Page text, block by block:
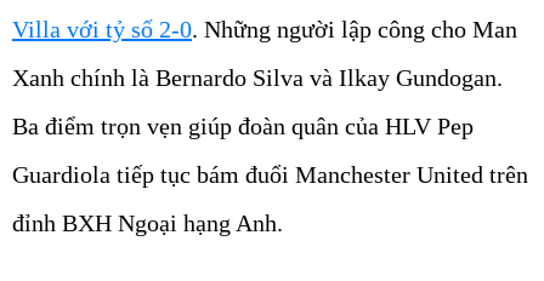
Villa với tỷ số 2-0. Những người lập công cho Man
Xanh chính là Bernardo Silva và Ilkay Gundogan.
Ba điểm trọn vẹn giúp đoàn quân của HLV Pep
Guardiola tiếp tục bám đuổi Manchester United trên
đỉnh BXH Ngoại hạng Anh.